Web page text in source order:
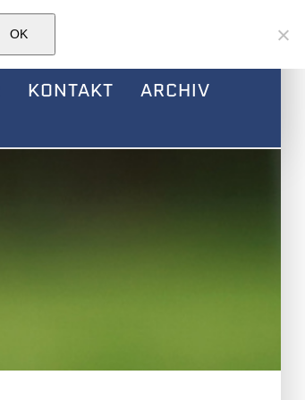
KONTAKT ARCHIV
OK